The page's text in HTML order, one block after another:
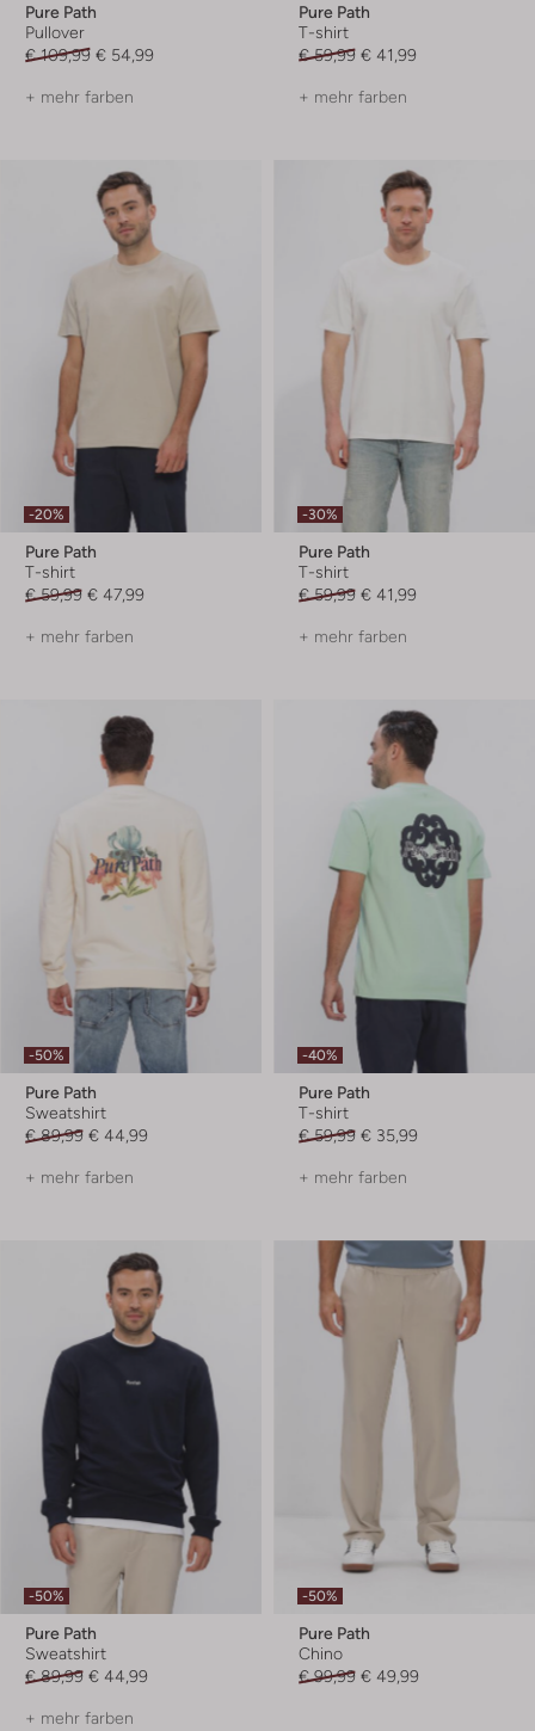
Pure Path
Pullover
€ 109,99 € 54,99
+ mehr farben
Pure Path
T-shirt
€ 59,99 € 41,99
+ mehr farben
-20%
Pure Path
T-shirt
€ 59,99 € 47,99
+ mehr farben
-30%
Pure Path
T-shirt
€ 59,99 € 41,99
+ mehr farben
-50%
Pure Path
Sweatshirt
€ 89,99 € 44,99
+ mehr farben
-40%
Pure Path
T-shirt
€ 59,99 € 35,99
+ mehr farben
-50%
Pure Path
Sweatshirt
€ 89,99 € 44,99
+ mehr farben
-50%
Pure Path
Chino
€ 99,99 € 49,99